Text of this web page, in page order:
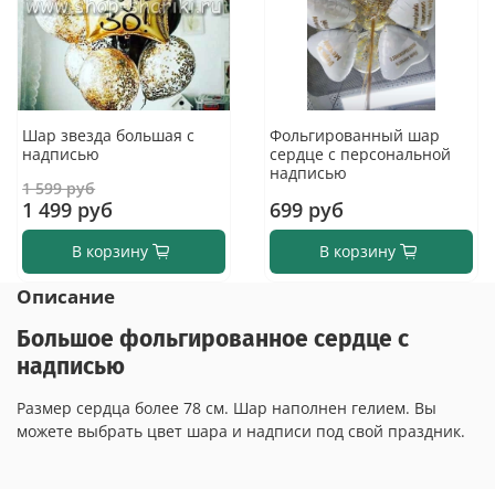
Шар звезда большая с
надписью
1 599 руб
1 499 руб
В корзину
Фольгированный шар
сердце с персональной
надписью
699 руб
В корзину
Описание
Большое фольгированное сердце с
надписью
Размер сердца более 78 см. Шар наполнен гелием. Вы
можете выбрать цвет шара и надписи под свой праздник.